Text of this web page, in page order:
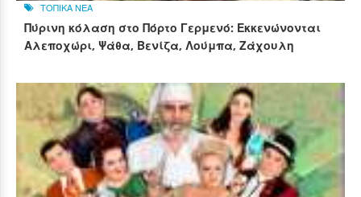
ΤΟΠΙΚΑ ΝΕΑ
Πύρινη κόλαση στο Πόρτο Γερμενό: Εκκενώνονται
Αλεποχώρι, Ψάθα, Βενίζα, Λούμπα, Ζάχουλη